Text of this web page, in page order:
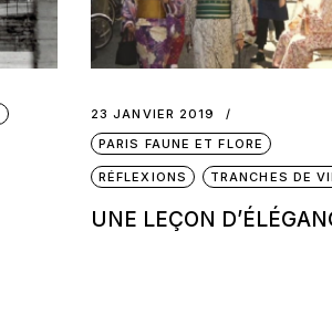
23 JANVIER 2019
PARIS FAUNE ET FLORE
RÉFLEXIONS TRANCHES DE
UNE LEÇON